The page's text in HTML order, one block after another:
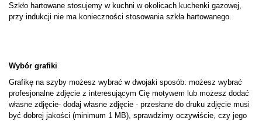
Szkło hartowane stosujemy w kuchni w okolicach kuchenki gazowej,
przy indukcji nie ma konieczności stosowania szkła hartowanego.
Wybór grafiki
Grafikę na szyby możesz wybrać w dwojaki sposób: możesz wybrać
profesjonalne zdjęcie z interesującym Cię motywem lub możesz dodać
własne zdjęcie- dodaj własne zdjęcie - przesłane do druku zdjęcie musi
być dobrej jakości (minimum 1 MB), sprawdzimy oczywiście, czy jego